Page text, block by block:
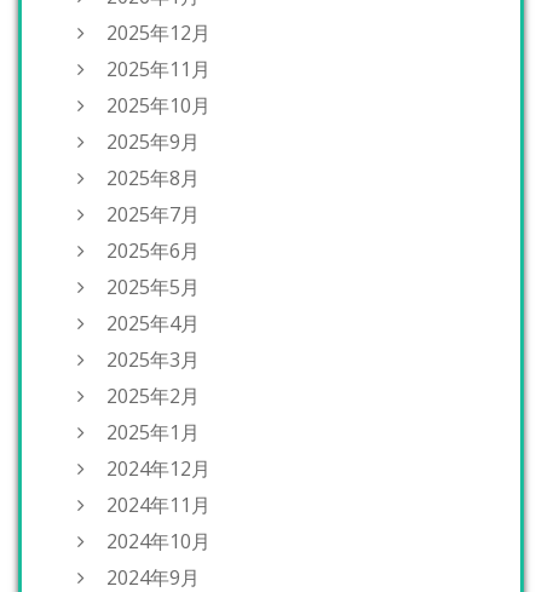
2025年12月
2025年11月
2025年10月
2025年9月
2025年8月
2025年7月
2025年6月
2025年5月
2025年4月
2025年3月
2025年2月
2025年1月
2024年12月
2024年11月
2024年10月
2024年9月